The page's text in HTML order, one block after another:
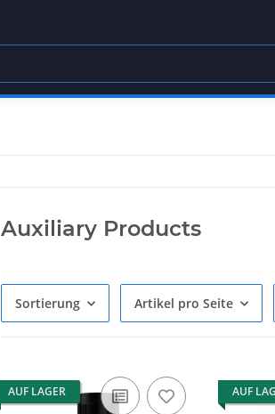
Auxiliary Products
Sortierung Artikel pro Seite
AUF LAGER AUF